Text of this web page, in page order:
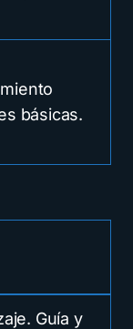
básicas.
Guía y